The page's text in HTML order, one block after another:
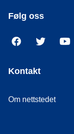
Følg oss
Kontakt
Om nettstedet